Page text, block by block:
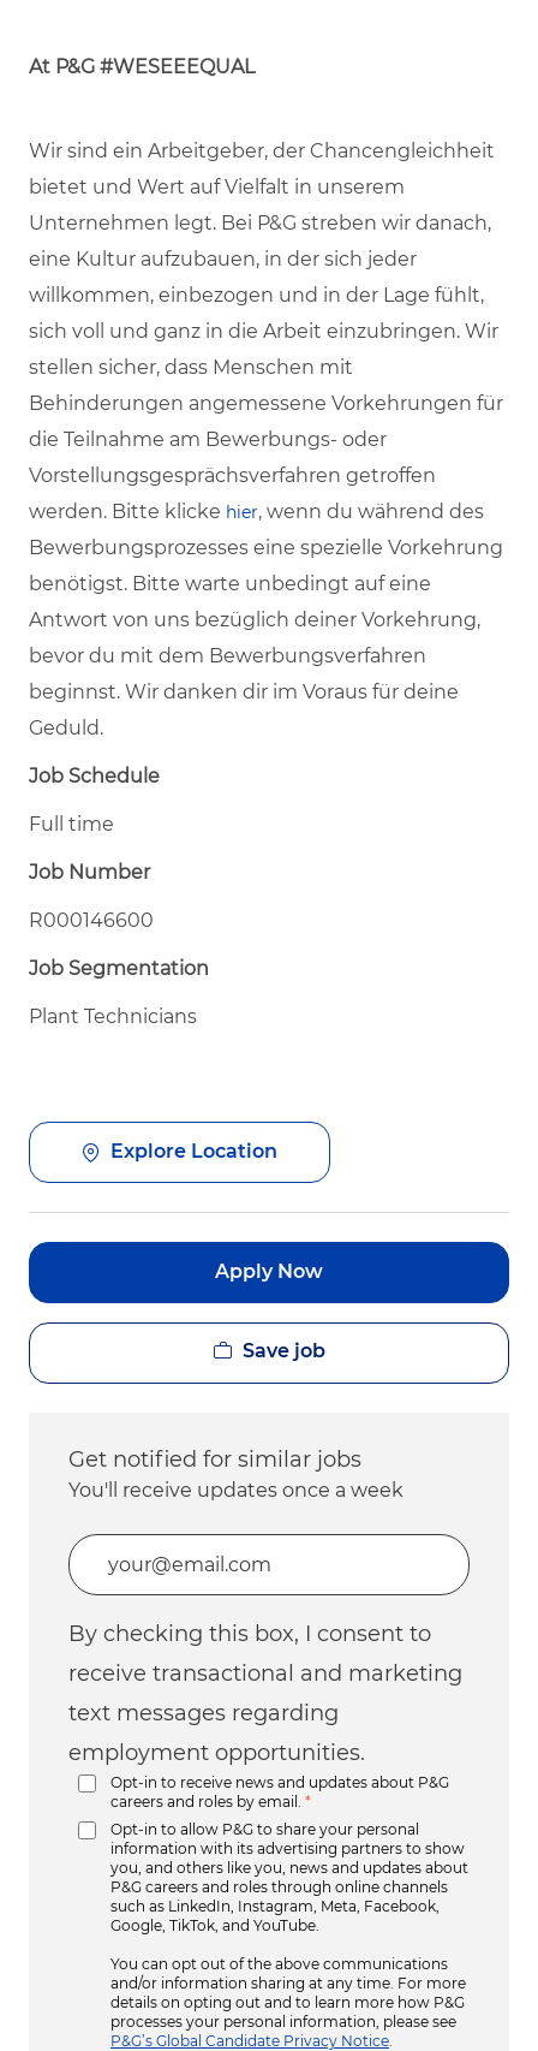
At P&G #WESEEEQUAL
Wir sind ein Arbeitgeber, der Chancengleichheit
bietet und Wert auf Vielfalt in unserem
Unternehmen legt. Bei P&G streben wir danach,
eine Kultur aufzubauen, in der sich jeder
willkommen, einbezogen und in der Lage fühlt,
sich voll und ganz in die Arbeit einzubringen. Wir
stellen sicher, dass Menschen mit
Behinderungen angemessene Vorkehrungen für
die Teilnahme am Bewerbungs- oder
Vorstellungsgesprächsverfahren getroffen
werden. Bitte klicke hier, wenn du während des
Bewerbungsprozesses eine spezielle Vorkehrung
benötigst. Bitte warte unbedingt auf eine
Antwort von uns bezüglich deiner Vorkehrung,
bevor du mit dem Bewerbungsverfahren
beginnst. Wir danken dir im Voraus für deine
Geduld.
Job Schedule
Full time
Job Number
R000146600
Job Segmentation
Plant Technicians
Explore Location
Apply Now
Save job
Get notified for similar jobs
You'll receive updates once a week
Enter Email address (Required)
By checking this box, I consent to
receive transactional and marketing
text messages regarding
employment opportunities.
Opt-in to receive news and updates about P&G
careers and roles by email.
*
Opt-in to allow P&G to share your personal
information with its advertising partners to show
you, and others like you, news and updates about
P&G careers and roles through online channels
such as LinkedIn, Instagram, Meta, Facebook,
Google, TikTok, and YouTube.
You can opt out of the above communications
and/or information sharing at any time. For more
details on opting out and to learn more how P&G
processes your personal information, please see
P&G’s Global Candidate Privacy Notice